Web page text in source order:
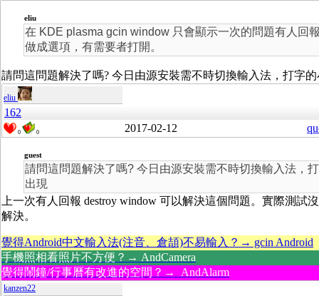
eliu
在 KDE plasma gcin window 只會顯示一次的問題有人回
做成選項，有需要者打開。
請問這問題解決了嗎? 今日由源安裝需不時切換輸入法，打字
eliu
162
0 0 2017-02-12
guest
請問這問題解決了嗎? 今日由源安裝需不時切換輸入法，
出現
上一次有人回報 destroy window 可以解決這個問題。實際測試
解決。
覺得Android中文輸入法(注音、倉頡)不易輸入？→ gcin Android
手機照相看照片不方便？→ AndCamera
覺得鬧鐘/行事曆有改進的空間？→ AndAlarm
kanzen22